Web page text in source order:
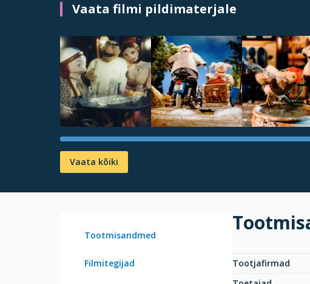
Vaata filmi pildimaterjale
Vaata kõiki
Tootmisandmed
Filmitegijad Tootjafirmad